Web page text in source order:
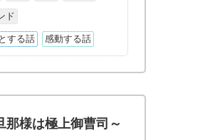
ド
する話 感動する話
那様は極上御曹司～